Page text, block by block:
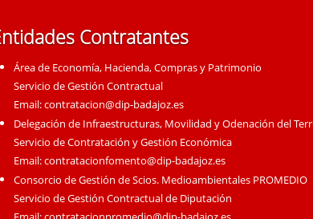
Entidades Contratantes
Área de Economía, Hacienda, Compras y Patrimonio
Servicio de Gestión Contractual
Email:contratacion@dip-badajoz.es
Delegación de Infraestructuras, Movilidad y Odenación del
Servicio de Contratación y Gestión Económica
Email:contratacionfomento@dip-badajoz.es
Consorcio de Gestión de Scios. Medioambientales PROMEDIO
Servicio de Gestión Contractual de Diputación